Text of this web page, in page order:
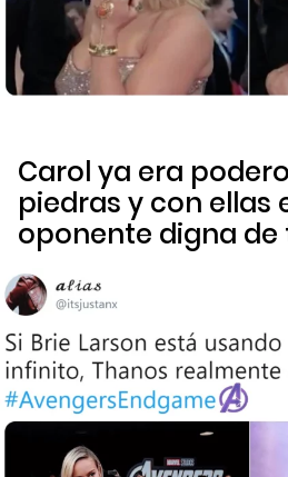
Carol ya era
piedras y con ellas
oponente digna de